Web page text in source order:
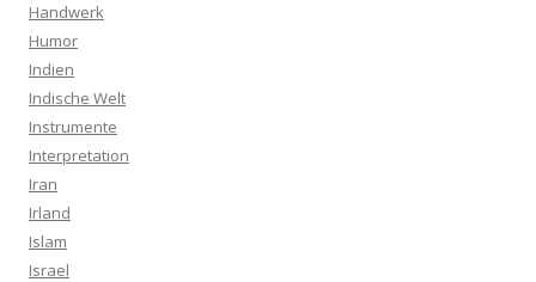
Handwerk
Humor
Indien
Indische Welt
Instrumente
Interpretation
Iran
Irland
Islam
Israel